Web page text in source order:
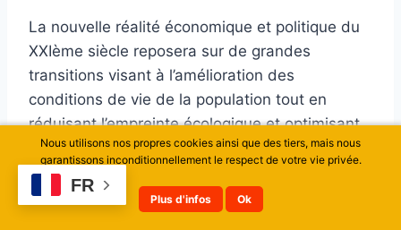
La nouvelle réalité économique et politique du
XXIème siècle reposera sur de grandes
transitions visant à l’amélioration des
conditions de vie de la population tout en
réduisant l’empreinte écologique et optimisant
la ressource. Une transition agrobiologique, qui
doit nous permettre de nous passer de
pesticides pour décontaminer notre
FR
Nous utilisons nos propres cookies ainsi que des tiers, mais nous
garantissons inconditionnellement le respect de votre vie privée.
Plus d'infos Ok